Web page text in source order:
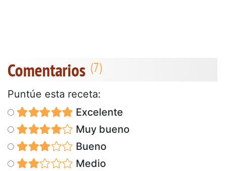
Comentarios
Puntúe esta receta:
Excelente
Muy bueno
Bueno
Medio